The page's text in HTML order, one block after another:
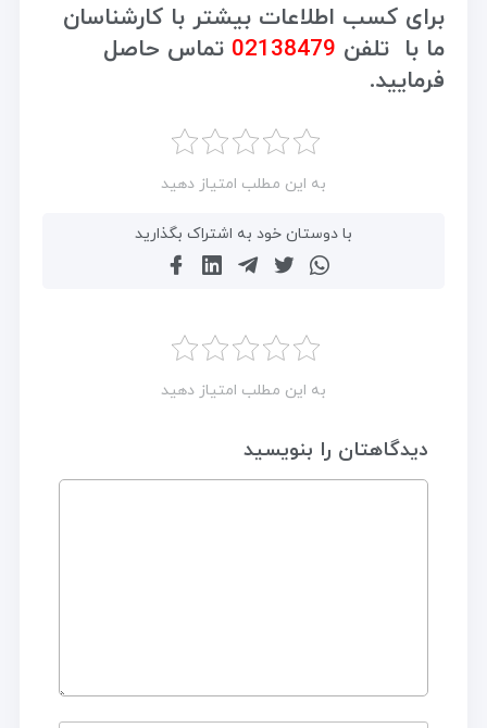
برای کسب اطلاعات بیشتر با کارشناسان
ما با تلفن 02138479 تماس حاصل
فرمایید.
به این مطلب امتیاز دهید
با دوستان خود به اشتراک بگذارید
به این مطلب امتیاز دهید
دیدگاهتان را بنویسید